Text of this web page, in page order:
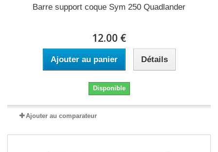
Barre support coque Sym 250 Quadlander
12.00 €
Ajouter au panier Détails
Disponible
Ajouter au comparateur